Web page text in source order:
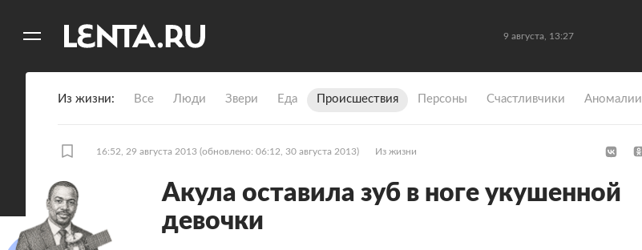
9 августа, 13:27
Из жизни Все Люди Звери Еда Происшествия Персоны Счастливчики Аномалии
16:52, 29 августа 2013 (обновлено: 06:12, 30 августа 2013) Из жизни
Акула оставила зуб в ноге укушенной
девочки